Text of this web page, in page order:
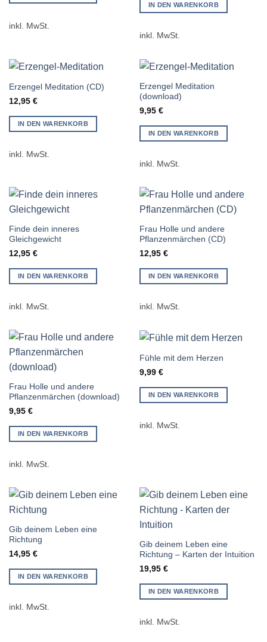
inkl. MwSt.
IN DEN WARENKORB
inkl. MwSt.
Erzengel Meditation (CD)
12,95 €
IN DEN WARENKORB
inkl. MwSt.
Erzengel Meditation
(download)
9,95 €
IN DEN WARENKORB
inkl. MwSt.
Finde dein inneres
Gleichgewicht
12,95 €
IN DEN WARENKORB
inkl. MwSt.
Frau Holle und andere
Pflanzenmärchen (CD)
12,95 €
IN DEN WARENKORB
inkl. MwSt.
Frau Holle und andere
Pflanzenmärchen (download)
9,95 €
IN DEN WARENKORB
inkl. MwSt.
Fühle mit dem Herzen
9,99 €
IN DEN WARENKORB
inkl. MwSt.
Gib deinem Leben eine
Richtung
14,95 €
IN DEN WARENKORB
inkl. MwSt.
Gib deinem Leben eine
Richtung – Karten der Intuition
19,95 €
IN DEN WARENKORB
inkl. MwSt.